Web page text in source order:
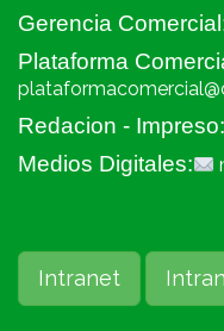
Gerencia
Plataforma
Redacion - Impreso:
Medios Digitales:
Intranet